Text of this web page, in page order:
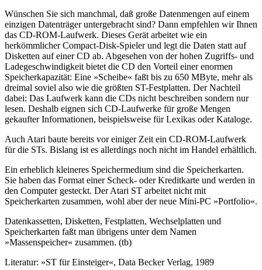
Wünschen Sie sich manchmal, daß große Datenmengen auf einem
einzigen Datenträger untergebracht sind? Dann empfehlen wir Ihnen
das CD-ROM-Laufwerk. Dieses Gerät arbeitet wie ein
herkömmlicher Compact-Disk-Spieler und legt die Daten statt auf
Disketten auf einer CD ab. Abgesehen von der hohen Zugriffs- und
Ladegeschwindigkeit bietet die CD den Vorteil einer enormen
Speicherkapazität: Eine »Scheibe« faßt bis zu 650 MByte, mehr als
dreimal soviel also wie die größten ST-Festplatten. Der Nachteil
dabei: Das Laufwerk kann die CDs nicht beschreiben sondern nur
lesen. Deshalb eignen sich CD-Laufwerke für große Mengen
gekaufter Informationen, beispielsweise für Lexikas oder Kataloge.
Auch Atari baute bereits vor einiger Zeit ein CD-ROM-Laufwerk
für die STs. Bislang ist es allerdings noch nicht im Handel erhältlich.
Ein erheblich kleineres Speichermedium sind die Speicherkarten.
Sie haben das Format einer Scheck- oder Kreditkarte und werden in
den Computer gesteckt. Der Atari ST arbeitet nicht mit
Speicherkarten zusammen, wohl aber der neue Mini-PC »Portfolio«.
Datenkassetten, Disketten, Festplatten, Wechselplatten und
Speicherkarten faßt man übrigens unter dem Namen
»Massenspeicher« zusammen. (tb)
Literatur: »ST für Einsteiger«, Data Becker Verlag, 1989